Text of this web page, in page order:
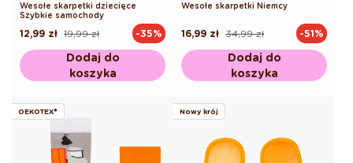
Wesołe skarpetki dziecięce
Szybkie samochody
Cena
19,99 zł
Cena
12,99 zł -35%
Dodaj do
koszyka
Wesołe skarpetki Niemcy
Cena
34,99 zł
Cena
16,99 zł -51%
Dodaj do
koszyka
OEKOTEX® Nowy krój